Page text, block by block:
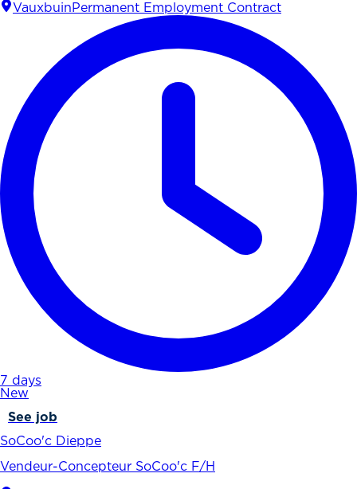
Vauxbuin Permanent Employment Contract
7 days
New
See job
SoCoo'c Dieppe
Vendeur-Concepteur SoCoo'c F/H